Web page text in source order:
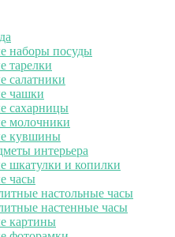
наборы посуды
тарелки
салатники
чашки
сахарницы
молочники
кувшины
интерьера
шкатулки и копилки
часы
настольные часы
настенные часы
картины